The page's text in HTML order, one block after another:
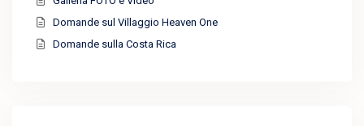
Domande sul Villaggio Heaven One
Domande sulla Costa Rica